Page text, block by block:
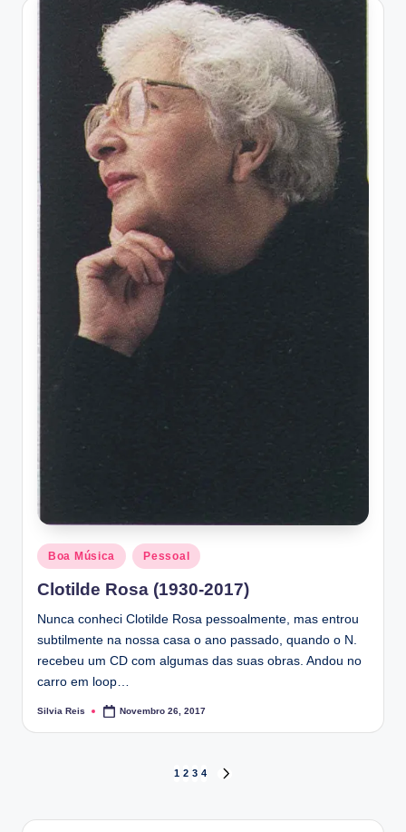
Posted
in
Boa Música Pessoal
Clotilde Rosa (1930-2017)
Nunca conheci Clotilde Rosa pessoalmente, mas entrou
subtilmente na nossa casa o ano passado, quando o N.
recebeu um CD com algumas das suas obras. Andou no
carro em loop…
Posted
Silvia Reis Novembro 26, 2017
dos
1 2 3 4